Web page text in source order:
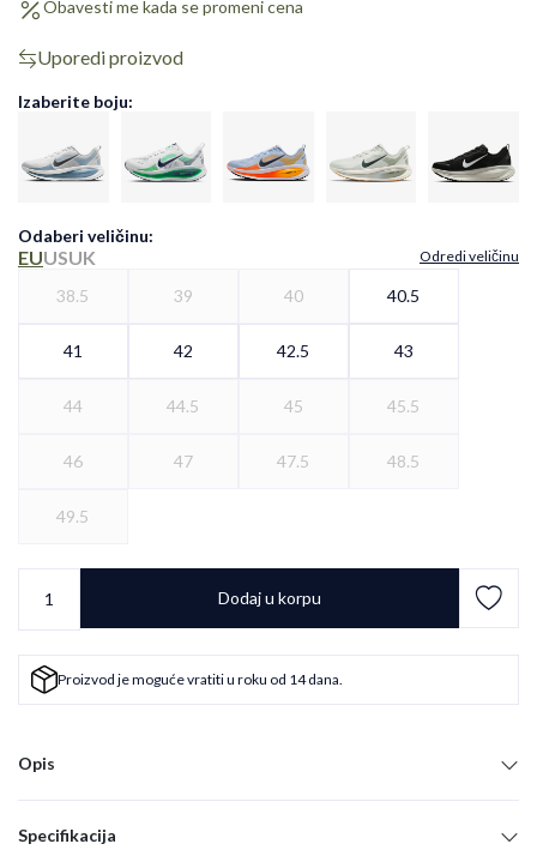
Obavesti me kada se promeni cena
Uporedi proizvod
Izaberite boju:
Odaberi veličinu:
EUUSUK Odredi veličinu
38.5 39 40 40.5
41 42 42.5 43
44 44.5 45 45.5
46 47 47.5 48.5
49.5
Dodaj u korpu
Proizvod je moguće vratiti u roku od 14 dana.
Opis
Specifikacija